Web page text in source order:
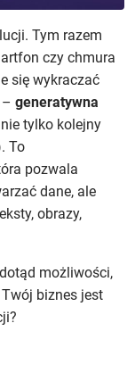
Tym razem
czy chmura
się wykraczać
generatywna
tylko kolejny
To
pozwala
dane, ale
obrazy,
możliwości,
biznes jest